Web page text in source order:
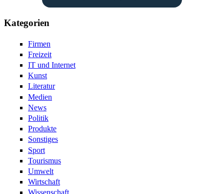
Kategorien
Firmen
Freizeit
IT und Internet
Kunst
Literatur
Medien
News
Politik
Produkte
Sonstiges
Sport
Tourismus
Umwelt
Wirtschaft